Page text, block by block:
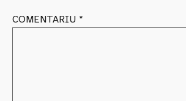
COMENTARIU *